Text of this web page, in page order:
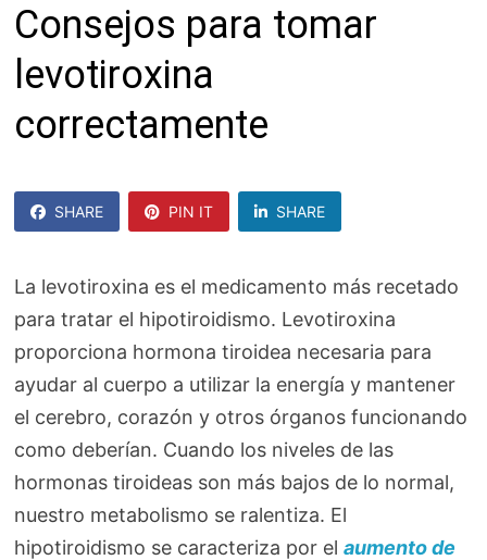
Consejos para tomar
levotiroxina
correctamente
SHARE PIN IT SHARE
La levotiroxina es el medicamento más recetado
para tratar el hipotiroidismo. Levotiroxina
proporciona hormona tiroidea necesaria para
ayudar al cuerpo a utilizar la energía y mantener
el cerebro, corazón y otros órganos funcionando
como deberían. Cuando los niveles de las
hormonas tiroideas son más bajos de lo normal,
nuestro metabolismo se ralentiza. El
hipotiroidismo se caracteriza por elaumento de